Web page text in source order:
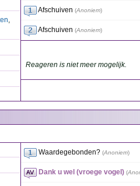
,
Afschuiven (Anoniem)
Afschuiven (Anoniem)
Reageren is niet meer mogelijk.
Waardegebonden? (Anoniem)
Dank u wel (vroege vogel) (